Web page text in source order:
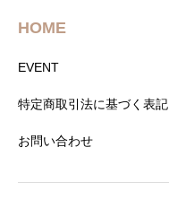
HOME
EVENT
特定商取引法に基づく表記
お問い合わせ